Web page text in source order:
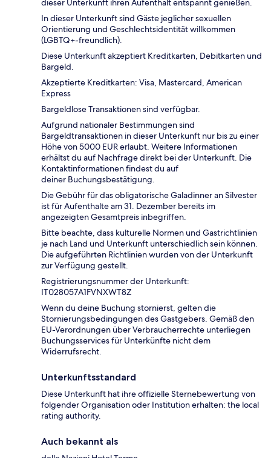
dieser Unterkunft ihren Aufenthalt entspannt genießen.
In dieser Unterkunft sind Gäste jeglicher sexuellen
Orientierung und Geschlechtsidentität willkommen
(LGBTQ+-freundlich).
Diese Unterkunft akzeptiert Kreditkarten, Debitkarten und
Bargeld.
Akzeptierte Kreditkarten: Visa, Mastercard, American
Express
Bargeldlose Transaktionen sind verfügbar.
Aufgrund nationaler Bestimmungen sind
Bargeldtransaktionen in dieser Unterkunft nur bis zu einer
Höhe von 5000 EUR erlaubt. Weitere Informationen
erhältst du auf Nachfrage direkt bei der Unterkunft. Die
Kontaktinformationen findest du auf
deiner Buchungsbestätigung.
Die Gebühr für das obligatorische Galadinner an Silvester
ist für Aufenthalte am 31. Dezember bereits im
angezeigten Gesamtpreis inbegriffen.
Bitte beachte, dass kulturelle Normen und Gastrichtlinien
je nach Land und Unterkunft unterschiedlich sein können.
Die aufgeführten Richtlinien wurden von der Unterkunft
zur Verfügung gestellt.
Registrierungsnummer der Unterkunft:
IT028057A1FVNXWT8Z
Wenn du deine Buchung stornierst, gelten die
Stornierungsbedingungen des Gastgebers. Gemäß den
EU-Verordnungen über Verbraucherrechte unterliegen
Buchungsservices für Unterkünfte nicht dem
Widerrufsrecht.
Unterkunftsstandard
Diese Unterkunft hat ihre offizielle Sternebewertung von
folgender Organisation oder Institution erhalten: the local
rating authority.
Auch bekannt als